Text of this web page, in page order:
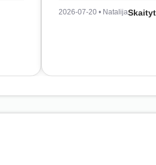
2026-07-20 • Natalija